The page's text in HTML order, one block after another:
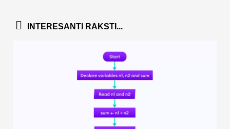
INTERESANTI RAKSTI...